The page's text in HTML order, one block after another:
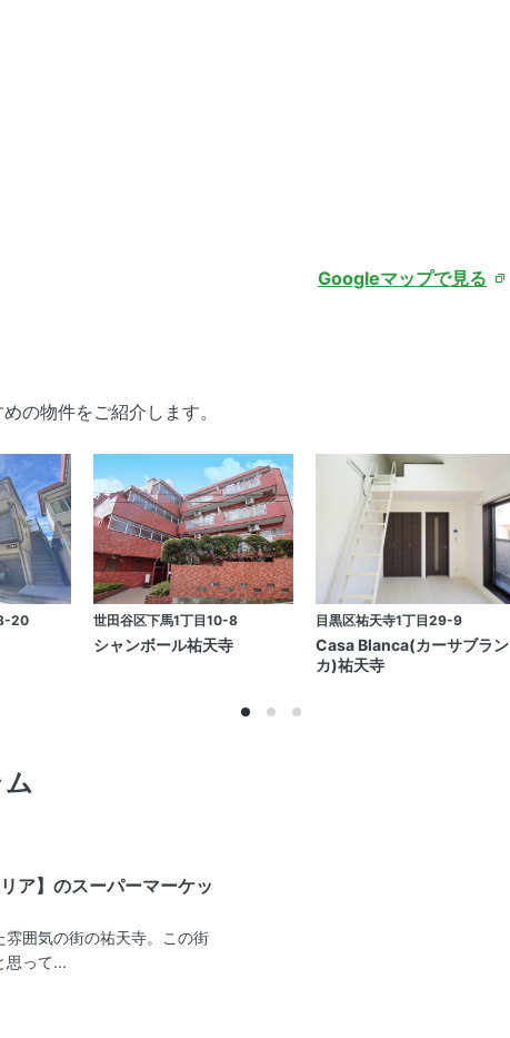
Googleマップで見る
の物件をご紹介します。
20 世田谷区下馬1丁目10-8
シャンボール祐天寺
目黒区祐天寺1丁目29-9
Casa Blanca(カーサブラン
カ)祐天寺
ア】のスーパーマーケッ
囲気の街の祐天寺。この街
思って...